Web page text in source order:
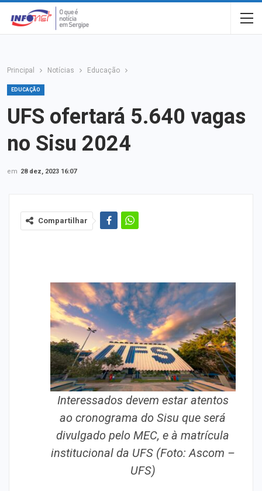
Principal Notícias Educação
EDUCAÇÃO
UFS ofertará 5.640 vagas
no Sisu 2024
em 28 dez, 2023 16:07
Compartilhar
Interessados devem estar atentos
ao cronograma do Sisu que será
divulgado pelo MEC, e à matrícula
institucional da UFS (Foto: Ascom –
UFS)